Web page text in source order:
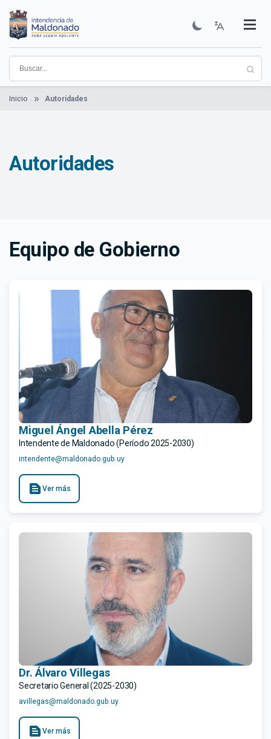
contenido
principal
Institucional
Municipios
Descubre Maldonado
Comunicación
Servicios
Guía De Trámites
Ver Noticias
Inicio Autoridades
Autoridades
Equipo de Gobierno
Miguel Ángel Abella Pérez
Intendente de Maldonado (Período 2025-2030)
intendente@maldonado.gub.uy
text_snippet Ver más
Dr. Álvaro Villegas
Secretario General (2025-2030)
avillegas@maldonado.gub.uy
text_snippet Ver más